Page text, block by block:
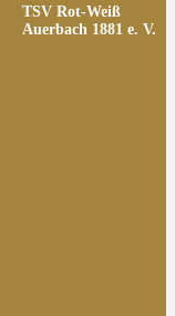
TSV Rot-Weiß
Auerbach 1881 e. V.